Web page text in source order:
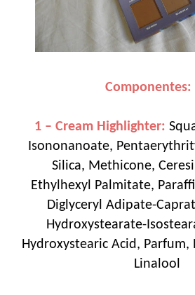
1 – Cream Highlighter:
Isononanoate,
Silica, Methicone,
Ethylhexyl Palmitate,
Diglyceryl Adipate-
Hydroxystearate-
Hydroxystearic Acid, Parfum,
Linalool